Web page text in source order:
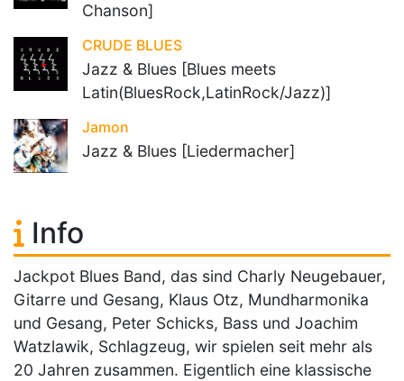
Chanson]
CRUDE BLUES
Jazz & Blues [Blues meets
Latin(BluesRock,LatinRock/Jazz)]
Jamon
Jazz & Blues [Liedermacher]
Info
Jackpot Blues Band, das sind Charly Neugebauer,
Gitarre und Gesang, Klaus Otz, Mundharmonika
und Gesang, Peter Schicks, Bass und Joachim
Watzlawik, Schlagzeug, wir spielen seit mehr als
20 Jahren zusammen. Eigentlich eine klassische